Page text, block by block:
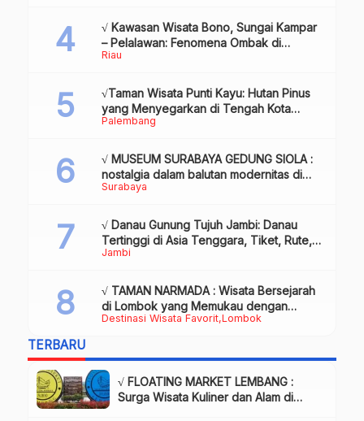
Riau
√ Kawasan Wisata Bono, Sungai Kampar
– Pelalawan: Fenomena Ombak di
Tengah Sungai yang Mendunia, Review
Palembang
√Taman Wisata Punti Kayu: Hutan Pinus
yang Menyegarkan di Tengah Kota
Palembang
Surabaya
√ MUSEUM SURABAYA GEDUNG SIOLA :
nostalgia dalam balutan modernitas di
tengah kota pahlawan, Review & Info
Jambi
√ Danau Gunung Tujuh Jambi: Danau
Tertinggi di Asia Tenggara, Tiket, Rute,
Daya Tarik & Tips Lengkap
Destinasi Wisata Favorit Lombok
√ TAMAN NARMADA : Wisata Bersejarah
di Lombok yang Memukau dengan
Keindahan Alam & Budaya
TERBARU
√ FLOATING MARKET LEMBANG :
Surga Wisata Kuliner dan Alam di